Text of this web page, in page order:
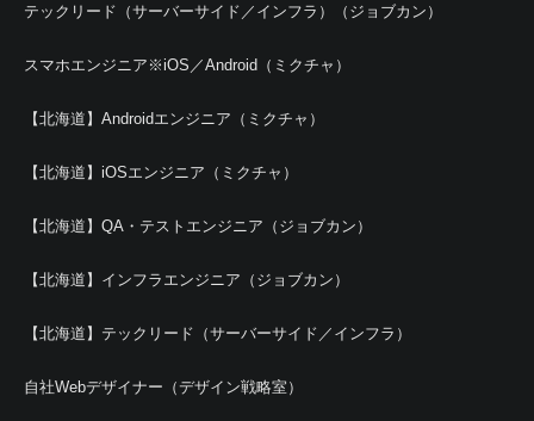
テックリード（サーバーサイド／インフラ）（ジョブカン）
スマホエンジニア※iOS／Android（ミクチャ）
【北海道】Androidエンジニア（ミクチャ）
【北海道】iOSエンジニア（ミクチャ）
【北海道】QA・テストエンジニア（ジョブカン）
【北海道】インフラエンジニア（ジョブカン）
【北海道】テックリード（サーバーサイド／インフラ）
自社Webデザイナー（デザイン戦略室）